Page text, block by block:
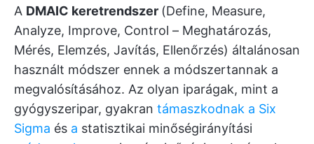
A DMAIC keretrendszer (Define, Measure,
Analyze, Improve, Control – Meghatározás,
Mérés, Elemzés, Javítás, Ellenőrzés) általánosan
használt módszer ennek a módszertannak a
megvalósításához. Az olyan iparágak, mint a
gyógyszeripar, gyakran támaszkodnak a Six
Sigma és a statisztikai minőségirányítási